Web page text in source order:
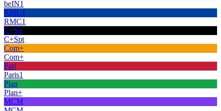
beIN1
RMC1
RMC1
C+Sp
C+Spt
Com+
Com+
Pari
Paris1
Plan
Plan+
MCM